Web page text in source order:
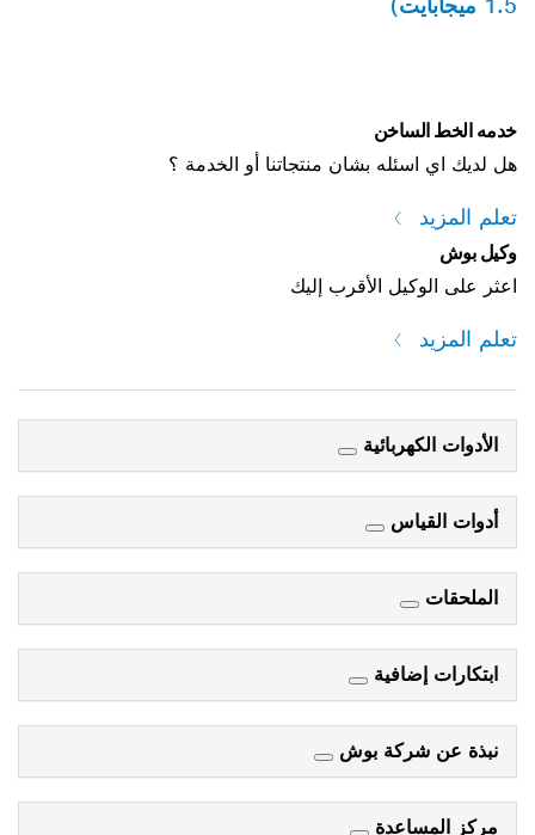
خدمه الخط الساخن
هل لديك اي اسئله بشان منتجاتنا أو الخدمة ؟
تعلم المزيد
وكيل بوش
اعثر على الوكيل الأقرب إليك
تعلم المزيد
الأدوات الكهربائية
أدوات القياس
الملحقات
ابتكارات إضافية
نبذة عن شركة بوش
مركز المساعدة